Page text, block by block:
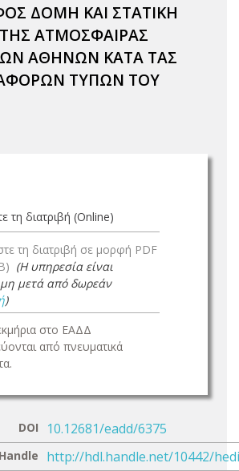
ΔΟΜΗ ΚΑΙ ΣΤΑΤΙΚΗ
ΑΤΜΟΣΦΑΙΡΑΣ
ΑΘΗΝΩΝ ΚΑΤΑ ΤΑΣ
ΤΥΠΩΝ ΤΟΥ
τη διατριβή (Online)
τη διατριβή σε μορφή PDF
(Η υπηρεσία είναι
μετά από δωρεάν
)
στο ΕΑΔΔ
από πνευματικά
DOI 10.12681/eadd/6375
http://hdl.handle.net/10442/